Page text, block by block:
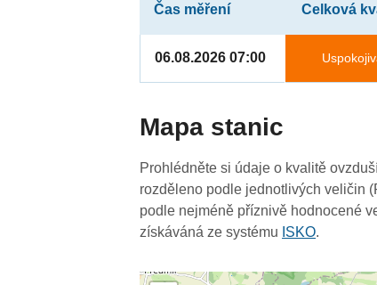
Čas měření Celková
06.08.2026 07:00
Mapa stanic
Prohlédněte si údaje o kvalitě
rozděleno podle jednotlivých veličin
podle nejméně příznivě hodnocené
získáváná ze systému ISKO.